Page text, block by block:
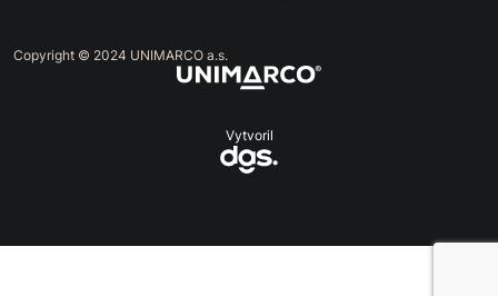
Copyright © 2024 UNIMARCO a.s.
Vytvoril